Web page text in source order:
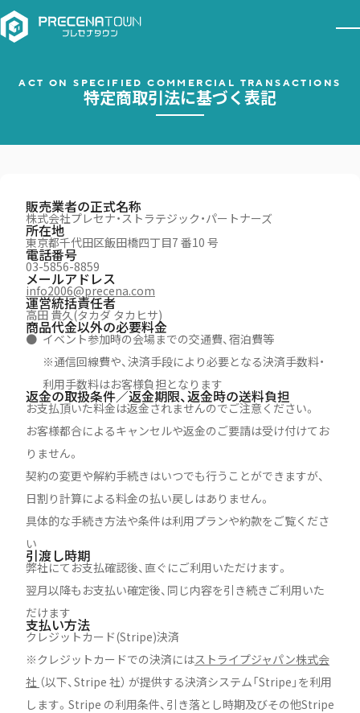
ACT ON SPECIFIED COMMERCIAL TRANSACTIONS
特定商取引法に基づく表記
販売業者の正式名称
株式会社プレセナ・ストラテジック・パートナーズ
所在地
東京都千代田区飯田橋四丁目7 番10 号
電話番号
03-5856-8859
メールアドレス
info2006@precena.com
運営統括責任者
高田 貴久(タカダ タカヒサ)
商品代金以外の必要料金
イベント参加時の会場までの交通費、宿泊費等
※通信回線費や、決済手段により必要となる決済手数料・
利用手数料はお客様負担となります
返金の取扱条件／返金期限、返金時の送料負担
お支払頂いた料金は返金されませんのでご注意ください。
お客様都合によるキャンセルや返金のご要請は受け付けてお
りません。
契約の変更や解約手続きはいつでも行うことができますが、
日割り計算による料金の払い戻しはありません。
具体的な手続き方法や条件は利用プランや約款をご覧くださ
い
引渡し時期
弊社にてお支払確認後、直ぐにご利用いただけます。
翌月以降もお支払い確定後、同じ内容を引き続きご利用いた
だけます
支払い方法
クレジットカード(Stripe)決済
※クレジットカードでの決済にはストライプジャパン株式会
社 （以下、Stripe 社） が提供する決済システム「Stripe」を利用
します。Stripe の利用条件、引き落とし時期及びその他Stripe